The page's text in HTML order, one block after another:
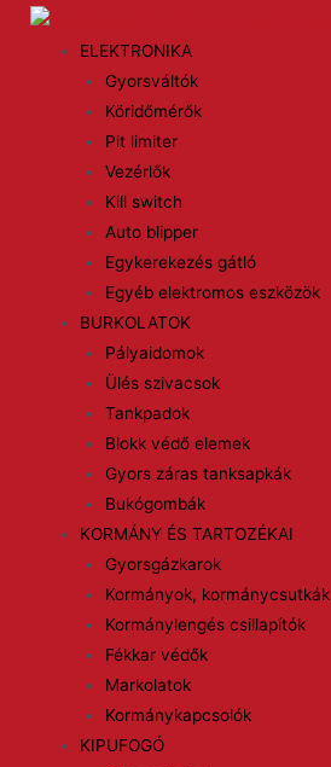
ELEKTRONIKA
Gyorsváltók
Köridőmérők
Pit limiter
Vezérlők
Kill switch
Auto blipper
Egykerekezés gátló
Egyéb elektromos eszközök
BURKOLATOK
Pályaidomok
Ülés szivacsok
Tankpadok
Blokk védő elemek
Gyors záras tanksapkák
Bukógombák
KORMÁNY ÉS TARTOZÉKAI
Gyorsgázkarok
Kormányok, kormánycsutkák
Kormánylengés csillapítók
Fékkar védők
Markolatok
Kormánykapcsolók
KIPUFOGÓ